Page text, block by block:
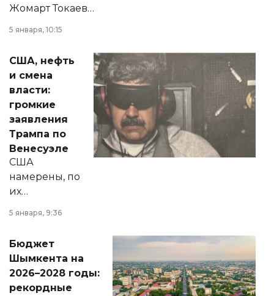
Жомарт Токаев
сразу несколько
актуальных тем —
от слухов о
политических
реформах до
вопросов армии,
экономики и
личного здоровья.
5 января, 10:15
США, нефть
и смена
власти:
громкие
заявления
Трампа по
Венесуэле
США
намерены, по
их
принести
народу
Венесуэлы.
5 января, 9:36
Бюджет
Шымкента на
2026–2028 годы:
рекордные